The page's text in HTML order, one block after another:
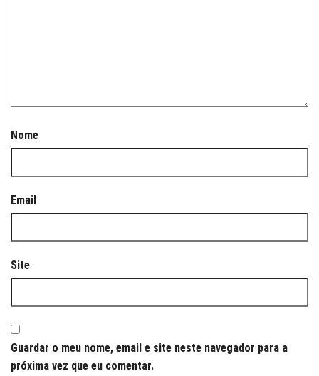
Nome
Email
Site
Guardar o meu nome, email e site neste navegador para a
próxima vez que eu comentar.